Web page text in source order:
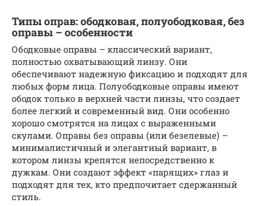
Типы оправ: ободковая, полуободковая, без
оправы – особенности
Ободковые оправы – классический вариант,
полностью охватывающий линзу. Они
обеспечивают надежную фиксацию и подходят для
любых форм лица. Полуободковые оправы имеют
ободок только в верхней части линзы, что создает
более легкий и современный вид. Они особенно
хорошо смотрятся на лицах с выраженными
скулами. Оправы без оправы (или безелевые) –
минималистичный и элегантный вариант, в
котором линзы крепятся непосредственно к
дужкам. Они создают эффект «парящих» глаз и
подходят для тех, кто предпочитает сдержанный
стиль.